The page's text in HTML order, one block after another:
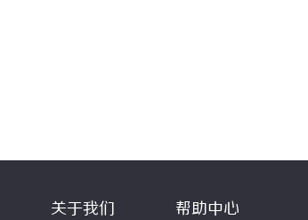
关于我们 帮助中心